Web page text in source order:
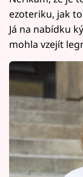
ezoteriku, jak
Já na nabídku
mohla vzejít